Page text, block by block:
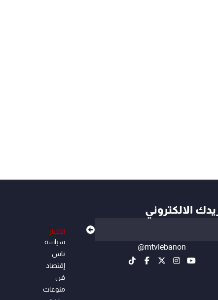
الالكتروني
@mtvlebanon
الأخبار
سياسة
ناس
إقتصاد
فن
منوعات